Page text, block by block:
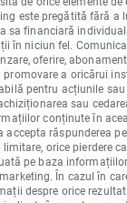
este pregătită fără a
sa financiară
în niciun fel.
oferire,
a oricărui
pentru acțiunile
sau
conținute în
accepta răspunderea
orice pierdere
pe baza
În cazul în
despre orice